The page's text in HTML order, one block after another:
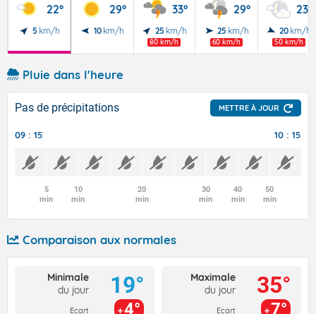
22°
5 km/h
29°
10 km/h
33°
25 km/h
80 km/h
29°
25 km/h
60 km/h
23°
20 km/h
50 km/h
Pluie dans l'heure
Pas de précipitations METTRE À JOUR
09 : 15 10 : 15
5
min
10
min
20
min
30
min
40
min
50
min
Comparaison aux normales
Minimale
du jour
Ecart
19°
4°
Maximale
du jour
Ecart
35°
7°